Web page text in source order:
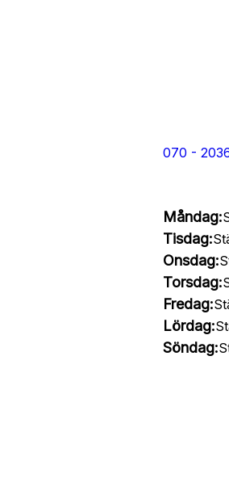
070 -
Måndag:
Tisdag:
Onsdag:
Torsdag:
Fredag:
Lördag:
Söndag: